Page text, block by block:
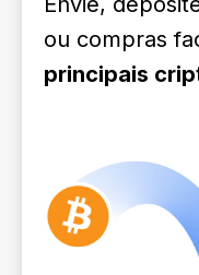
ou compras
principais